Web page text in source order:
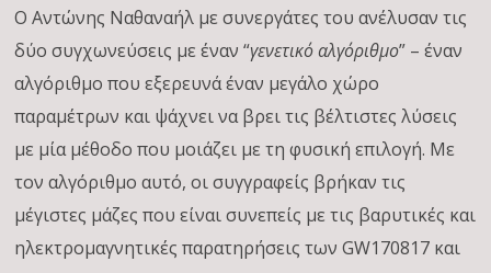
Ο Αντώνης Ναθαναήλ με συνεργάτες του ανέλυσαν τις
δύο συγχωνεύσεις με έναν “γενετικό αλγόριθμο” – έναν
αλγόριθμο που εξερευνά έναν μεγάλο χώρο
παραμέτρων και ψάχνει να βρει τις βέλτιστες λύσεις
με μία μέθοδο που μοιάζει με τη φυσική επιλογή. Με
τον αλγόριθμο αυτό, οι συγγραφείς βρήκαν τις
μέγιστες μάζες που είναι συνεπείς με τις βαρυτικές και
ηλεκτρομαγνητικές παρατηρήσεις των GW170817 και